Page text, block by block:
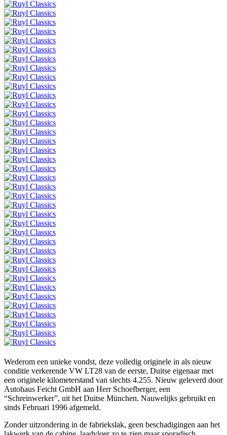
Wederom een unieke vondst, deze volledig originele in als nieuw
conditie verkerende VW LT28 van de eerste, Duitse eigenaar met
een originele kilometerstand van slechts 4.255. Nieuw geleverd door
Autohaus Feicht GmbH aan Herr Schoefberger, een
“Schreinwerker”, uit het Duitse München. Nauwelijks gebruikt en
sinds Februari 1996 afgemeld.
Zonder uitzondering in de fabriekslak, geen beschadigingen aan het